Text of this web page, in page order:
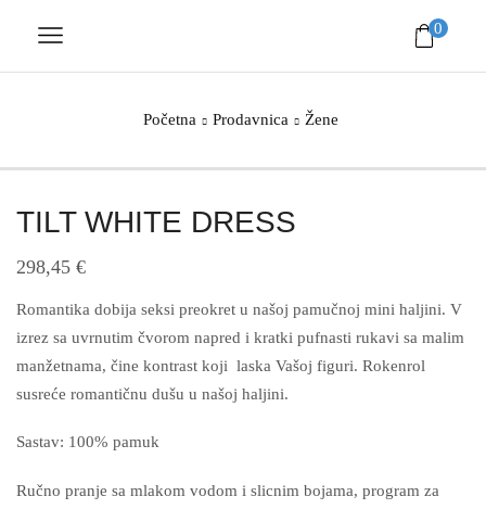
0
Početna Prodavnica Žene
TILT WHITE DRESS
298,45 €
Romantika dobija seksi preokret u našoj pamučnoj mini haljini. V
izrez sa uvrnutim čvorom napred i kratki pufnasti rukavi sa malim
manžetnama, čine kontrast koji laska Vašoj figuri. Rokenrol
susreće romantičnu dušu u našoj haljini.
Sastav: 100% pamuk
Ručno pranje sa mlakom vodom i slicnim bojama, program za